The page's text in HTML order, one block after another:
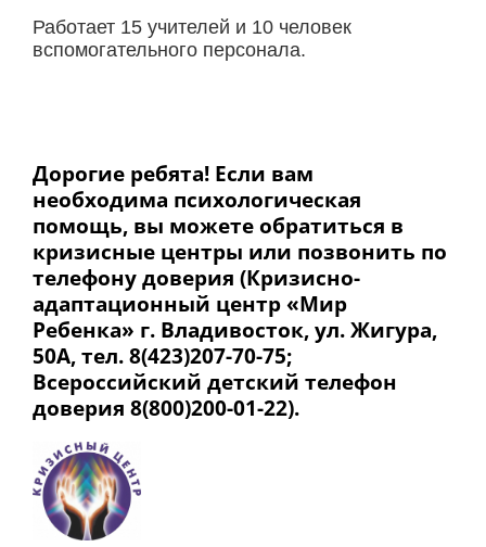
Работает 15 учителей и 10 человек
вспомогательного персонала.
Дорогие ребята! Если вам
необходима психологическая
помощь, вы можете обратиться в
кризисные центры или позвонить по
телефону доверия (Кризисно-
адаптационный центр «Мир
Ребенка» г. Владивосток, ул. Жигура,
50А, тел. 8(423)207-70-75;
Всероссийский детский телефон
доверия 8(800)200-01-22).